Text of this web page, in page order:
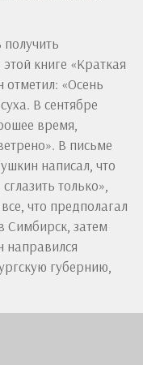
книге «Краткая
«Осень
В сентябре
время,
В письме
написал, что
только»,
что предполагал
Симбирск, затем
направился
губернию,